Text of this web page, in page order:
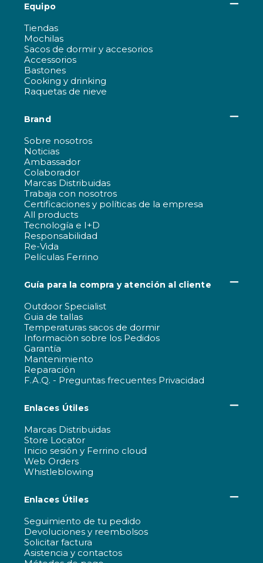
Equipo
Tiendas
Mochilas
Sacos de dormir y accesorios
Accessorios
Bastones
Cooking y drinking
Raquetas de nieve
Brand
Sobre nosotros
Noticias
Ambassador
Colaborador
Marcas Distribuidas
Trabaja con nosotros
Certificaciones y políticas de la empresa
All products
Tecnología e I+D
Responsabilidad
Re-Vida
Películas Ferrino
Guía para la compra y atención al cliente
Outdoor Specialist
Guia de tallas
Temperaturas sacos de dormir
Informaciòn sobre los Pedidos
Garantía
Mantenimiento
Reparación
F.A.Q. - Preguntas frecuentes Privacidad
Enlaces Útiles
Marcas Distribuidas
Store Locator
Inicio sesión y Ferrino cloud
Web Orders
Whistleblowing
Enlaces Útiles
Seguimiento de tu pedido
Devoluciones y reembolsos
Solicitar factura
Asistencia y contactos